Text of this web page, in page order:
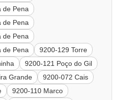
de Pena
de Pena
de Pena
de Pena
9200-129 Torre
9200-121 Poço do Gil
Grande
9200-072 Cais
9200-110 Marco